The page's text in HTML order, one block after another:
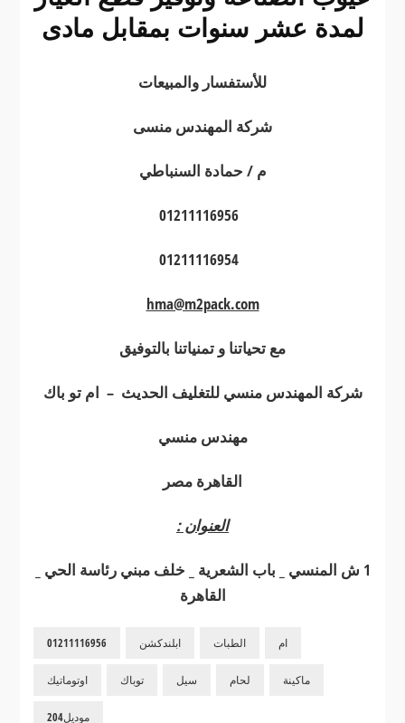
لمدة عشر سنوات بمقابل مادى
للأستفسار والمبيعات
شركة المهندس منسى
م / حمادة السنباطي
hma@m2pack.com
مع تحياتنا و تمنياتنا بالتوفيق
شركة المهندس منسي للتغليف الحديث – ام تو باك
مهندس منسي
القاهرة مصر
العنوان :
1 ش المنسي _ باب الشعرية _ خلف مبني رئاسة الحي _
القاهرة
01211116956 ابلندكشن الطبات ام
اوتوماتيك توباك سيل لحام ماكينة
موديل204